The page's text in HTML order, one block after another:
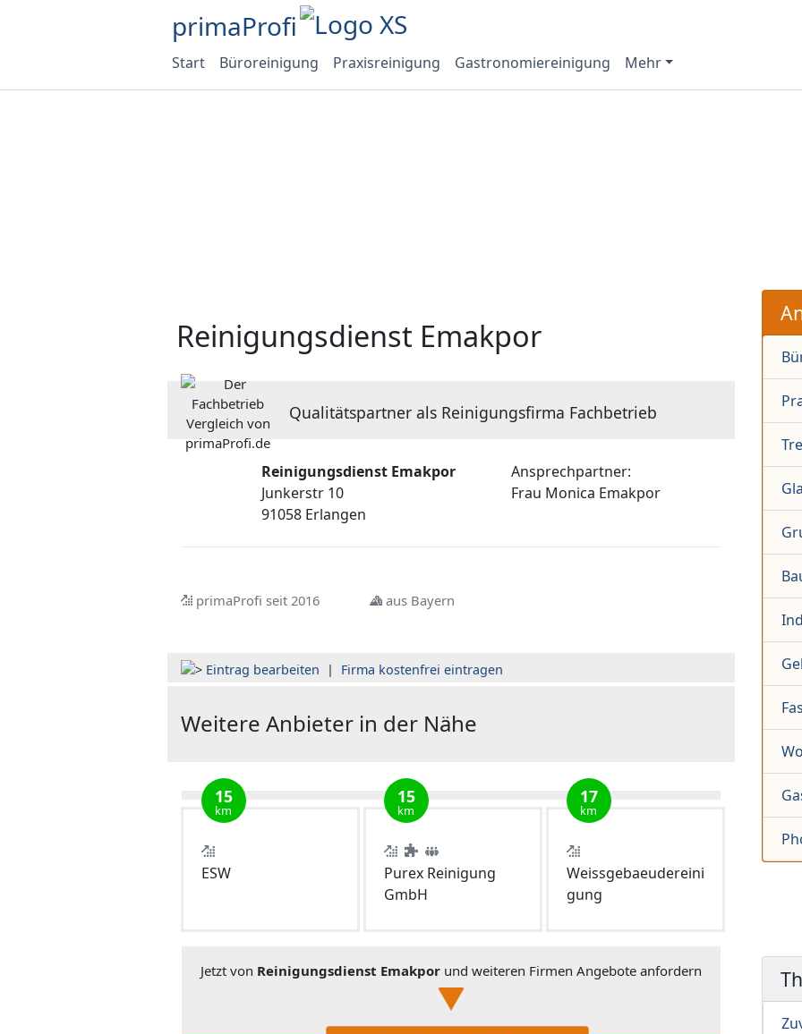
primaProfi
Start Büroreinigung Praxisreinigung Gastronomiereinigung Mehr
Reinigungsdienst Emakpor
Qualitätspartner als Reinigungsfirma Fachbetrieb
Reinigungsdienst Emakpor
Junkerstr 10
91058 Erlangen
Ansprechpartner:
Frau Monica Emakpor
primaProfi seit 2016 aus Bayern
Eintrag bearbeiten | Firma kostenfrei eintragen
Weitere Anbieter in der Nähe
15
km
ESW
15
km
Purex Reinigung
GmbH
17
km
Weissgebaeudereini
gung
Jetzt von Reinigungsdienst Emakporund weiteren Firmen Angebote anfordern